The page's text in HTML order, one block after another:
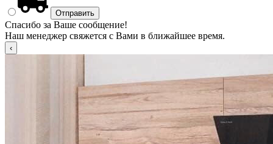
Спасибо за Ваше сообщение!
Наш менеджер свяжется с Вами в ближайшее время.